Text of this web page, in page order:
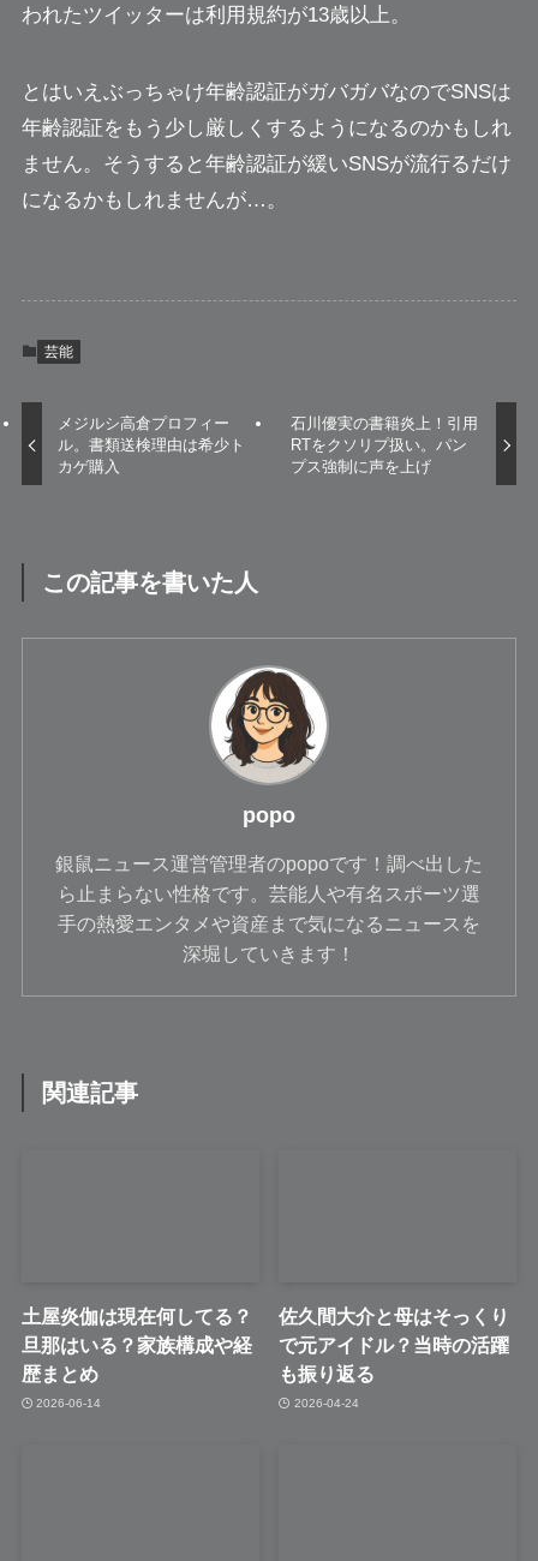
われたツイッターは利用規約が13歳以上。
とはいえぶっちゃけ年齢認証がガバガバなのでSNSは
年齢認証をもう少し厳しくするようになるのかもしれ
ません。そうすると年齢認証が緩いSNSが流行るだけ
になるかもしれませんが…。
芸能
メジルシ高倉プロフィー
ル。書類送検理由は希少ト
カゲ購入
石川優実の書籍炎上！引用
RTをクソリプ扱い。パン
プス強制に声を上げ
この記事を書いた人
popo
銀鼠ニュース運営管理者のpopoです！調べ出した
ら止まらない性格です。芸能人や有名スポーツ選
手の熱愛エンタメや資産まで気になるニュースを
深堀していきます！
関連記事
土屋炎伽は現在何してる？
旦那はいる？家族構成や経
歴まとめ
2026-06-14
佐久間大介と母はそっくり
で元アイドル？当時の活躍
も振り返る
2026-04-24